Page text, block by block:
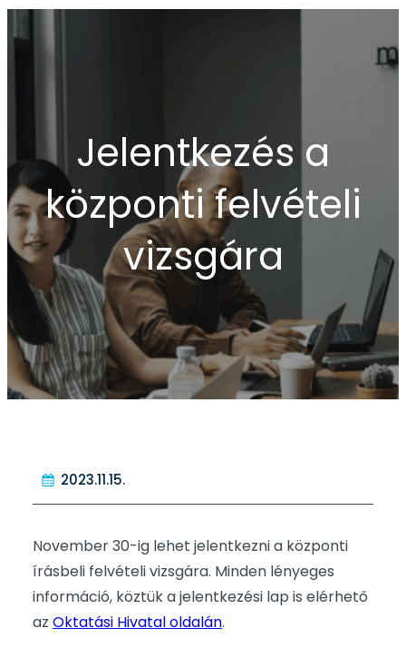
Jelentkezés a
központi felvételi
vizsgára
2023.11.15.
November 30-ig lehet jelentkezni a központi
írásbeli felvételi vizsgára. Minden lényeges
információ, köztük a jelentkezési lap is elérhető
az Oktatási Hivatal oldalán.